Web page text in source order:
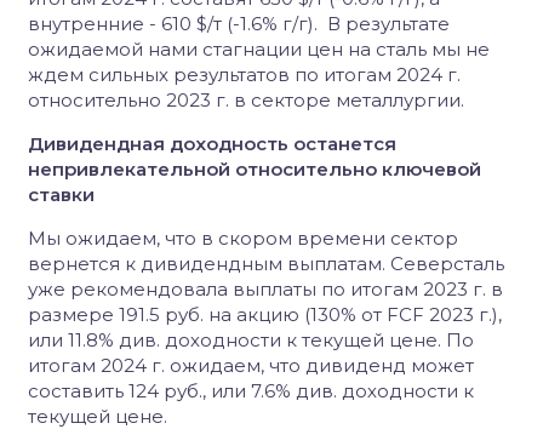
внутренние - 610 $/т (-1.6% г/г). В результате
ожидаемой нами стагнации цен на сталь мы не
ждем сильных результатов по итогам 2024 г.
относительно 2023 г. в секторе металлургии.
Дивидендная доходность останется
непривлекательной относительно ключевой
ставки
Мы ожидаем, что в скором времени сектор
вернется к дивидендным выплатам. Северсталь
уже рекомендовала выплаты по итогам 2023 г. в
размере 191.5 руб. на акцию (130% от FCF 2023 г.),
или 11.8% див. доходности к текущей цене. По
итогам 2024 г. ожидаем, что дивиденд может
составить 124 руб., или 7.6% див. доходности к
текущей цене.